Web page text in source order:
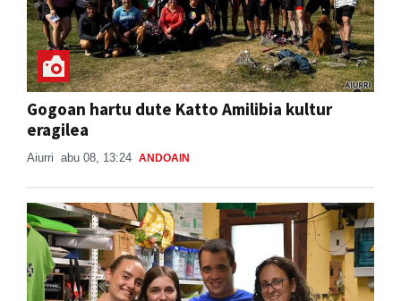
Gogoan hartu dute Katto Amilibia kultur
eragilea
Aiurri abu 08, 13:24 ANDOAIN